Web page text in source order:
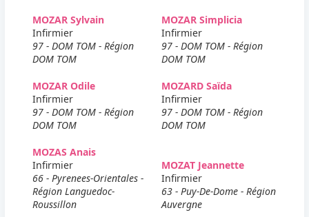
MOZAR Sylvain
Infirmier
97 - DOM TOM - Région
DOM TOM
MOZAR Simplicia
Infirmier
97 - DOM TOM - Région
DOM TOM
MOZAR Odile
Infirmier
97 - DOM TOM - Région
DOM TOM
MOZARD Saïda
Infirmier
97 - DOM TOM - Région
DOM TOM
MOZAS Anais
Infirmier
66 - Pyrenees-Orientales -
Région Languedoc-
Roussillon
MOZAT Jeannette
Infirmier
63 - Puy-De-Dome - Région
Auvergne